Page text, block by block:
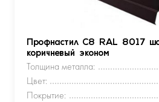
Профнастил С8 RAL 8017
коричневый эконом
Толщина металла:
Цвет:
Покрытие: